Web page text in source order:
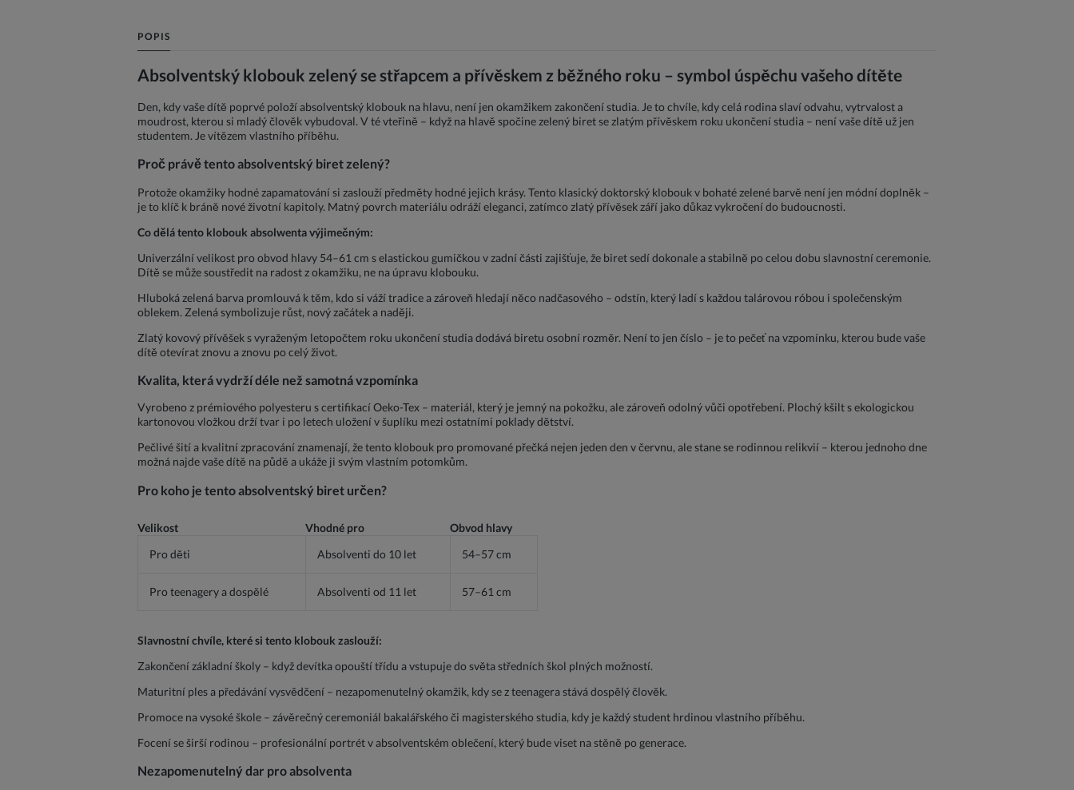
POPIS
Absolventský klobouk zelený se střapcem a přívěskem z běžného roku – symbol úspěchu vašeho dítěte
Den, kdy vaše dítě poprvé položí absolventský klobouk na hlavu, není jen okamžikem zakončení studia. Je to chvíle, kdy celá rodina slaví odvahu, vytrvalost a
moudrost, kterou si mladý člověk vybudoval. V té vteřině – když na hlavě spočine zelený biret se zlatým přívěskem roku ukončení studia – není vaše dítě už jen
studentem. Je vítězem vlastního příběhu.
Proč právě tento absolventský biret zelený?
Protože okamžiky hodné zapamatování si zaslouží předměty hodné jejich krásy. Tento klasický doktorský klobouk v bohaté zelené barvě není jen módní doplněk –
je to klíč k bráně nové životní kapitoly. Matný povrch materiálu odráží eleganci, zatímco zlatý přívěsek září jako důkaz vykročení do budoucnosti.
Co dělá tento klobouk absolwenta výjimečným:
Univerzální velikost pro obvod hlavy 54–61 cm s elastickou gumičkou v zadní části zajišťuje, že biret sedí dokonale a stabilně po celou dobu slavnostní ceremonie.
Dítě se může soustředit na radost z okamžiku, ne na úpravu klobouku.
Hluboká zelená barva promlouvá k těm, kdo si váží tradice a zároveň hledají něco nadčasového – odstín, který ladí s každou talárovou róbou i společenským
oblekem. Zelená symbolizuje růst, nový začátek a naději.
Zlatý kovový přívěšek s vyraženým letopočtem roku ukončení studia dodává biretu osobní rozměr. Není to jen číslo – je to pečeť na vzpomínku, kterou bude vaše
dítě otevírat znovu a znovu po celý život.
Kvalita, která vydrží déle než samotná vzpomínka
Vyrobeno z prémiového polyesteru s certifikací Oeko-Tex – materiál, který je jemný na pokožku, ale zároveň odolný vůči opotřebení. Plochý kšilt s ekologickou
kartonovou vložkou drží tvar i po letech uložení v šuplíku mezi ostatními poklady dětství.
Pečlivé šití a kvalitní zpracování znamenají, že tento klobouk pro promované přečká nejen jeden den v červnu, ale stane se rodinnou relikvií – kterou jednoho dne
možná najde vaše dítě na půdě a ukáže ji svým vlastním potomkům.
Pro koho je tento absolventský biret určen?
Velikost Vhodné pro
Obvod hlavy
Pro děti
Absolventi do 10 let 54–57 cm
Pro teenagery a dospělé Absolventi od 11 let 57–61 cm
Slavnostní chvíle, které si tento klobouk zaslouží:
Zakončení základní školy – když devítka opouští třídu a vstupuje do světa středních škol plných možností.
Maturitní ples a předávání vysvědčení – nezapomenutelný okamžik, kdy se z teenagera stává dospělý člověk.
Promoce na vysoké škole – závěrečný ceremoniál bakalářského či magisterského studia, kdy je každý student hrdinou vlastního příběhu.
Focení se širší rodinou – profesionální portrét v absolventském oblečení, který bude viset na stěně po generace.
Nezapomenutelný dar pro absolventa